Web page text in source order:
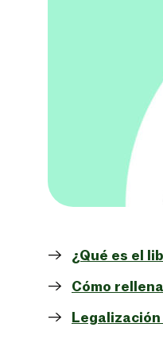
¿Qué es el
Cómo